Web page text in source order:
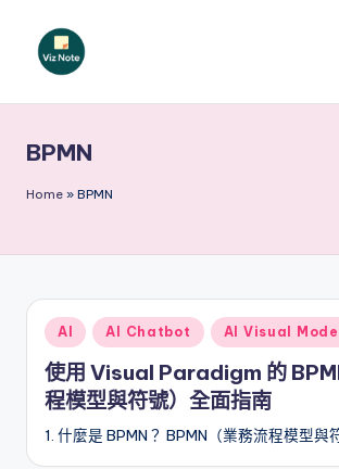
N
o
T
r
a
d
it
BPMN
Home » BPMN
Posted
in
AI AI Chatbot AI Visual
使用 Visual Paradigm 的
程模型與符號）全面指南
1. 什麼是 BPMN？ BPMN（業務流程模型與